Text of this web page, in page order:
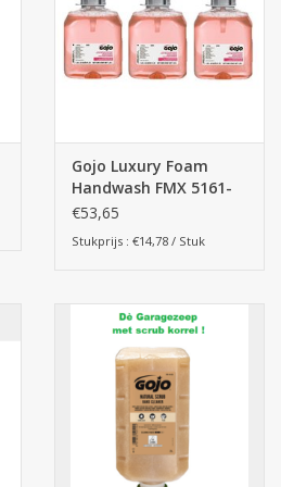
Gojo Luxury Foam
Handwash FMX 5161-
03-EEU00 3st.
€53,65
Stukprijs : €14,78 / Stuk